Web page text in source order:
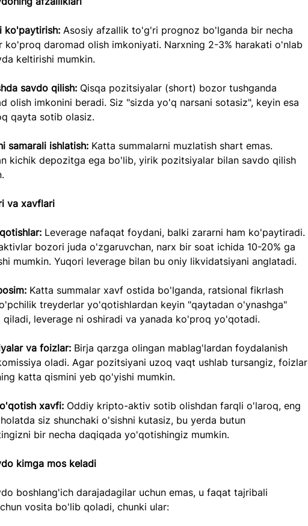
ko'paytirish: Asosiy afzallik to'g'ri prognoz bo'lganda bir necha
ko'proq daromad olish imkoniyati. Narxning 2-3% harakati o'nlab
keltirishi mumkin.
savdo qilish: Qisqa pozitsiyalar (short) bozor tushganda
olish imkonini beradi. Siz "sizda yo'q narsani sotasiz", keyin esa
qayta sotib olasiz.
samarali ishlatish: Katta summalarni muzlatish shart emas.
kichik depozitga ega bo'lib, yirik pozitsiyalar bilan savdo qilish
va xavflari
Leverage nafaqat foydani, balki zararni ham ko'paytiradi.
bozori juda o'zgaruvchan, narx bir soat ichida 10-20% ga
mumkin. Yuqori leverage bilan bu oniy likvidatsiyani anglatadi.
Katta summalar xavf ostida bo'lganda, ratsional fikrlash
treyderlar yo'qotishlardan keyin "qaytadan o'ynashga"
qiladi, leverage ni oshiradi va yanada ko'proq yo'qotadi.
va foizlar: Birja qarzga olingan mablag'lardan foydalanish
oladi. Agar pozitsiyani uzoq vaqt ushlab tursangiz, foizlar
katta qismini yeb qo'yishi mumkin.
xavfi: Oddiy kripto-aktiv sotib olishdan farqli o'laroq, eng
siz shunchaki o'sishni kutasiz, bu yerda butun
bir necha daqiqada yo'qotishingiz mumkin.
kimga mos keladi
boshlang'ich darajadagilar uchun emas, u faqat tajribali
vosita bo'lib qoladi, chunki ular: